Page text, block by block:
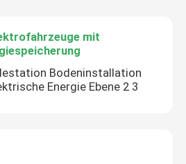
mit
Bodeninstallation
Energie Ebene 2 3